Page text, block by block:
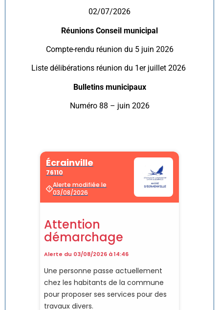
02/07/2026
Réunions Conseil municipal
Compte-rendu réunion du 5 juin 2026
Liste délibérations réunion du 1er juillet 2026
Bulletins municipaux
Numéro 88 – juin 2026